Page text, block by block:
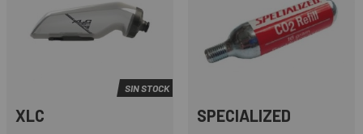
SIN STOCK
XLC SPECIALIZED